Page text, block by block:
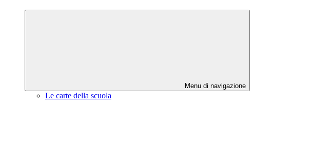
Menu di navigazione
Le carte della scuola